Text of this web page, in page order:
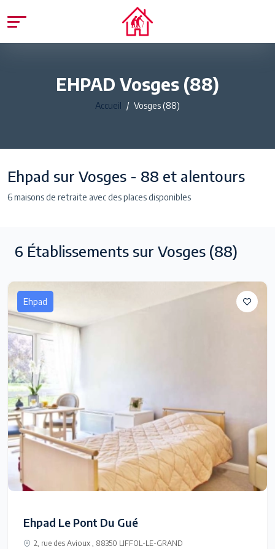
EHPAD Vosges (88)
Accueil Vosges (88)
Ehpad sur Vosges - 88 et alentours
6 maisons de retraite avec des places disponibles
6 Établissements sur Vosges (88)
Ehpad
Ehpad Le Pont Du Gué
2, rue des Avioux , 88350 LIFFOL-LE-GRAND